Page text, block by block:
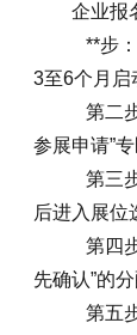
企业报
**步
3至6个月启
第二
参展申请”
第三
后进入展位
第四
先确认”的
第五